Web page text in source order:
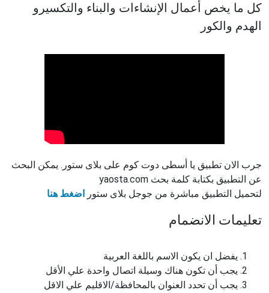
كل ما يخص أعمال الإنشاءات والبناء والتكسيرو
الهدم والكور
جرب الان تطبيق يا أسطى دوت كوم على بلاى ستور. يمكن البحث
عن التطبيق بكتابة كلمة بحث yaosta.com
لتحميل التطبيق مباشرة من جوجل بلاى ستور اضغط هنا
تعليمات الانضمام
يفضل ان يكون الاسم باللغة العربية
يجب أن تكون هناك وسيلة اتصال واحدة علي الأقل
يجب أن تحدد العنوان بالمحافظة/الاقليم علي الاقل